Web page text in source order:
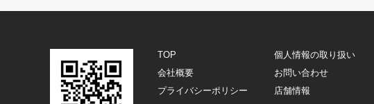
TOP
個人情報の取り扱い
会社概要
お問い合わせ
プライバシーポリシー
店舗情報